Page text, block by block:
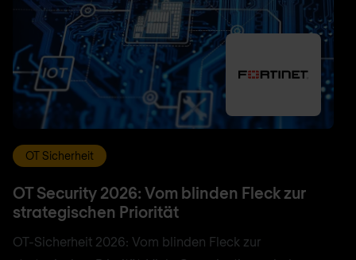
OT Sicherheit
OT Security 2026: Vom blinden Fleck zur
strategischen Priorität
OT-Sicherheit 2026: Vom blinden Fleck zur